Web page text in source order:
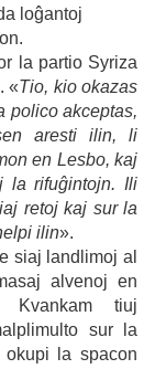
loĝantoj
la partio Syriza
«Tio, kio okazas
polico akceptas,
aresti ilin, li
en Lesbo, kaj
la rifuĝintojn. Ili
retoj kaj sur la
ilin».
siaj landlimoj al
alvenoj en
Kvankam tiuj
sur la
la spacon